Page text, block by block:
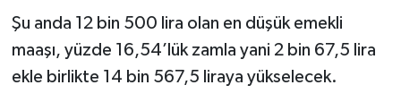
Şu anda 12 bin 500 lira olan en düşük emekli
maaşı, yüzde 16,54’lük zamla yani 2 bin 67,5 lira
ekle birlikte 14 bin 567,5 liraya yükselecek.